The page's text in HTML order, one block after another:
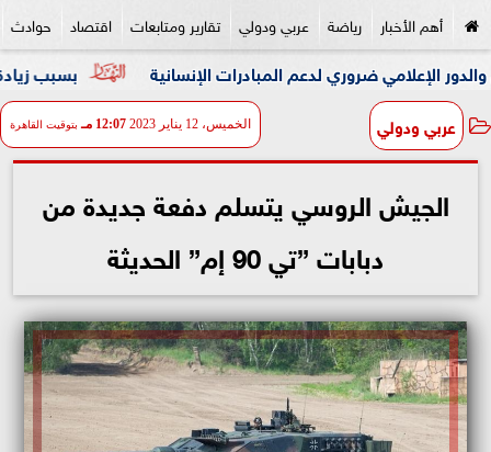
أهم الأخبار رياضة عربي ودولي تقارير ومتابعات اقتصاد حوادث
بسبب زيادة وزنها.. ضروري لدعم المبادرات الإنسانية
عربي ودولي الخميس، 12 يناير 2023 12:07 مـ بتوقيت القاهرة
الجيش الروسي يتسلم دفعة جديدة من
دبابات ”تي 90 إم” الحديثة